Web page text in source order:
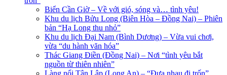
Biển Cần Giờ – Về với gió, sóng và… tình yêu!
Khu du lịch Bửu Long (Biên Hòa – Đồng Nai) – Phiên
bản “Hạ Long thu nhỏ”
Khu du lịch Đại Nam (Bình Dương) – Vừa vui chơi,
vừa “du hành văn hóa”
Thác Giang Điền (Đồng Nai) – Nơi “tình yêu bắt
nguồn từ thiên nhiên”
Làng nổi Tân Lập (Long An) – “Đưa nhau đi trốn”